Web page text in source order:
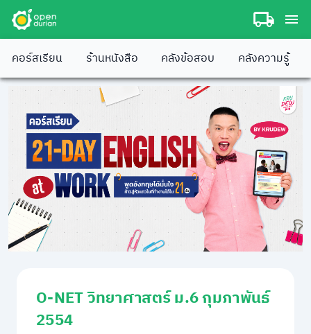
คอร์สเรียน ร้านหนังสือ คลังข้อสอบ คลังความรู้
O-NET วิทยาศาสตร์ ม.6 กุมภาพันธ์
2554